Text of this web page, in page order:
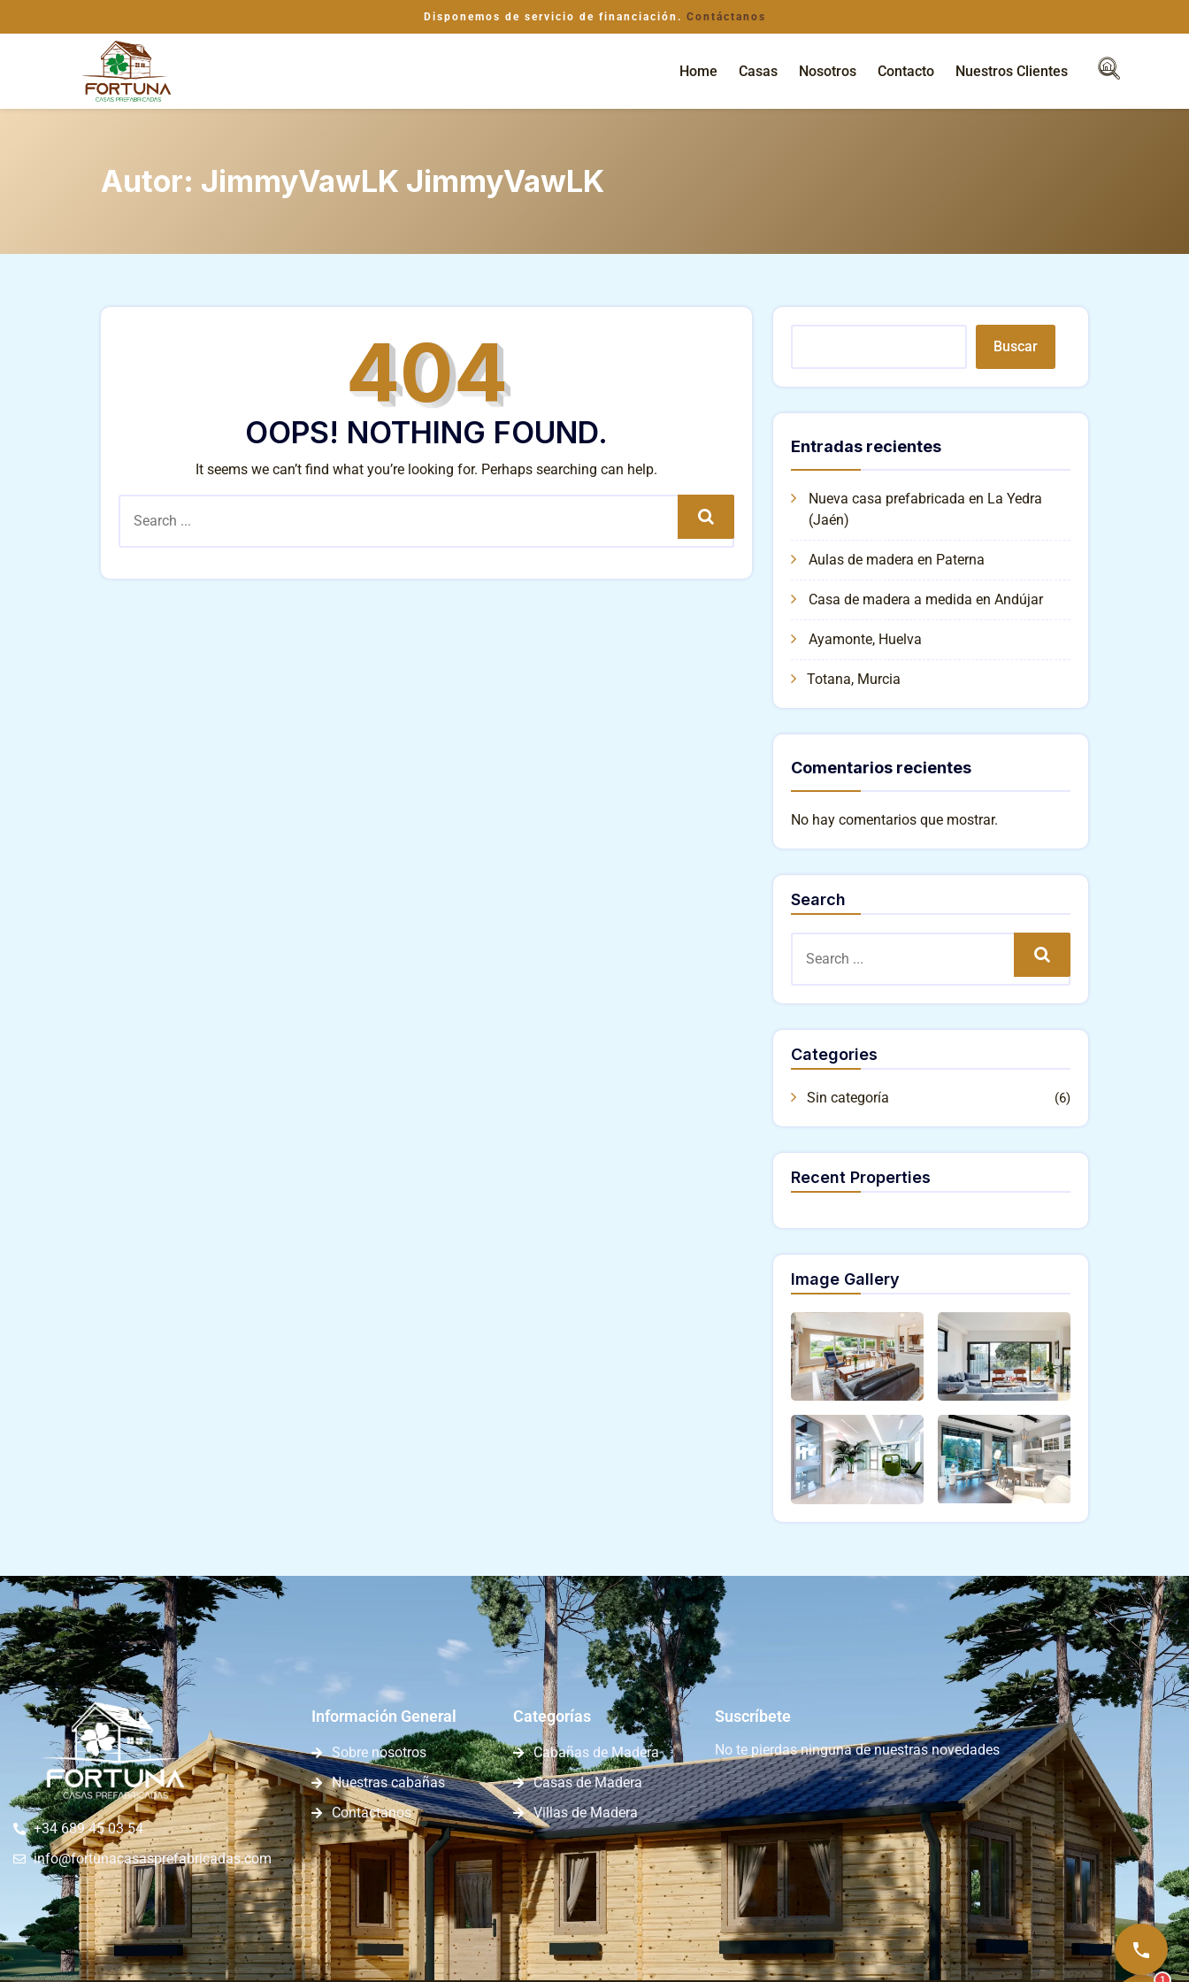
Disponemos de servicio de financiación. Contáctanos
Home Casas Nosotros Contacto Nuestros Clientes
Autor: JimmyVawLK JimmyVawLK
404
OOPS! NOTHING FOUND.
It seems we can’t find what you’re looking for. Perhaps searching can help.
Search
Buscar
Entradas recientes
Nueva casa prefabricada en La Yedra
(Jaén)
Aulas de madera en Paterna
Casa de madera a medida en Andújar
Ayamonte, Huelva
Totana, Murcia
Comentarios recientes
No hay comentarios que mostrar.
Search
Search
Categories
Sin categoría (6)
Recent Properties
Image Gallery
+34 689 45 03 54
info@fortunacasasprefabricadas.com
Información General
Sobre nosotros
Nuestras cabañas
Contáctanos
Categorías
Cabañas de Madera
Casas de Madera
Villas de Madera
Suscríbete
No te pierdas ninguna de nuestras novedades